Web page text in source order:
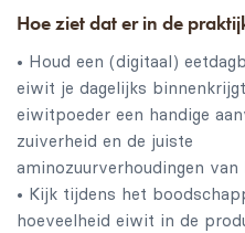
Hoe ziet dat er in de
• Houd een (digitaal)
eiwit je dagelijks
eiwitpoeder een handige
zuiverheid en de juiste
aminozuurverhoudingen
• Kijk tijdens het
hoeveelheid eiwit in de